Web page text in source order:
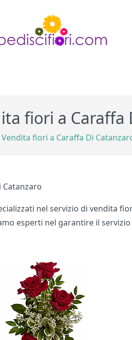
fiori a Caraffa
Vendita fiori a Caraffa Di
Catanzaro
nel servizio di vendita
esperti nel garantire il servizio
di fiori